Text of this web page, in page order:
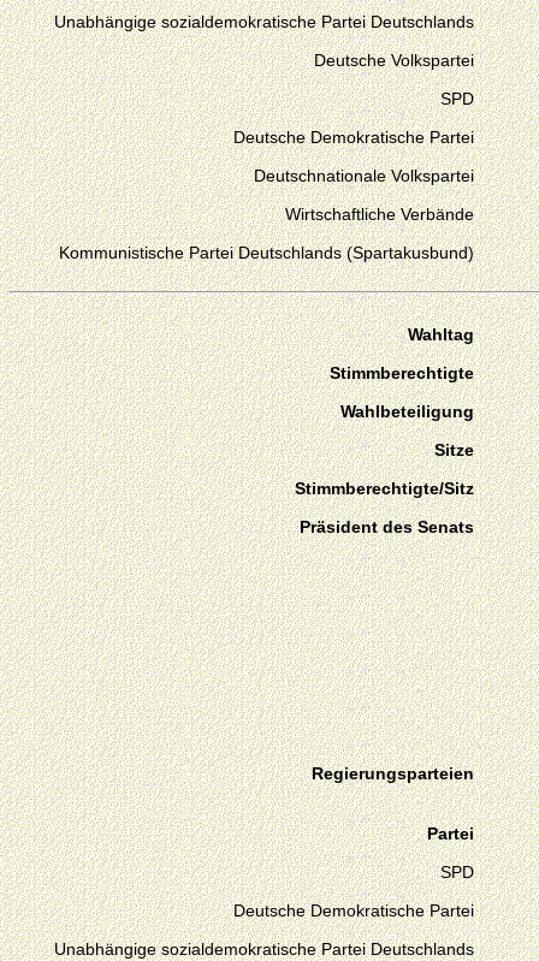
Unabhängige sozialdemokratische Partei Deutschlands
Deutsche Volkspartei
SPD
Deutsche Demokratische Partei
Deutschnationale Volkspartei
Wirtschaftliche Verbände
Kommunistische Partei Deutschlands (Spartakusbund)
Wahltag
Stimmberechtigte
Wahlbeteiligung
Sitze
Stimmberechtigte/Sitz
Präsident des Senats
Regierungsparteien
Partei
SPD
Deutsche Demokratische Partei
Unabhängige sozialdemokratische Partei Deutschlands